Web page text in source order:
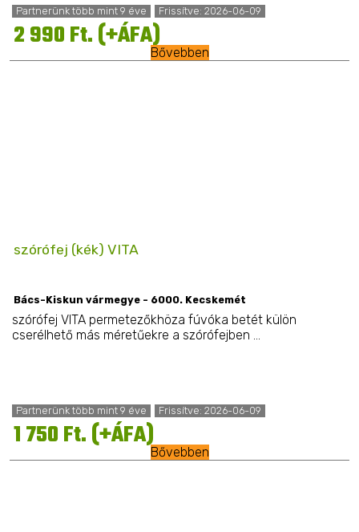
Partnerünk több mint 9 éve Frissítve: 2026-06-09
2 990 Ft. (+ÁFA)Bővebben
szórófej (kék) VITA
Bács-Kiskun vármegye - 6000. Kecskemét
szórófej VITA permetezőkhöza fúvóka betét külön
cserélhető más méretűekre a szórófejben ...
Partnerünk több mint 9 éve Frissítve: 2026-06-09
1 750 Ft. (+ÁFA)Bővebben